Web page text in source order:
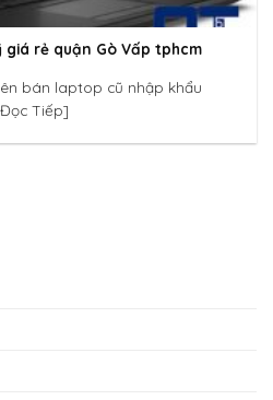
rẻ quận Gò Vấp tphcm
bán laptop cũ nhập khẩu
Tiếp]